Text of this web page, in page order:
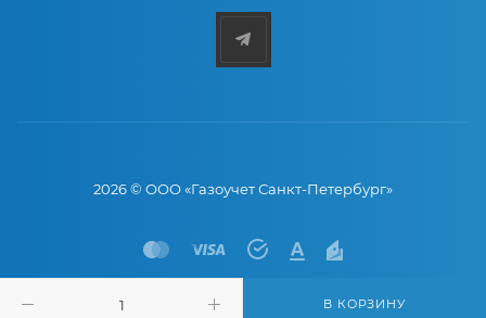
В КОРЗИНУ
2026 © ООО «Газоучет Санкт-Петербург»